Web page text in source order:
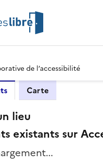
de l’accessibilité
Carte
lieu
existants sur